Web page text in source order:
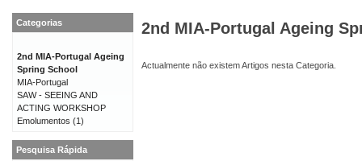
2nd MIA-Portugal Ageing
Actualmente não existem Artigos nesta Categoria.
Categorias
2nd MIA-Portugal Ageing
Spring School
MIA-Portugal
SAW - SEEING AND
ACTING WORKSHOP
Emolumentos (1)
Pesquisa Rápida